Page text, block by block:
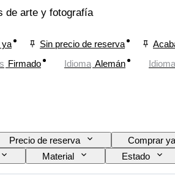
de arte y fotografía
ya Sin precio de reserva
Firmado Idioma Alemán Idioma
Precio de reserva Comprar ya
Material Estado
Edición Idioma